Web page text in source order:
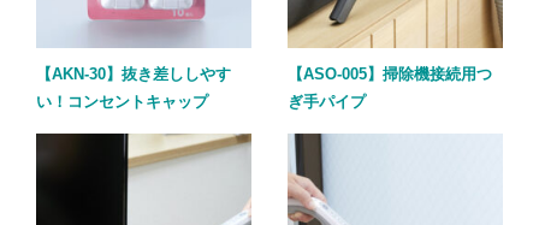
【AKN-30】抜き差ししやす
い！コンセントキャップ
【ASO-005】掃除機接続用つ
ぎ手パイプ